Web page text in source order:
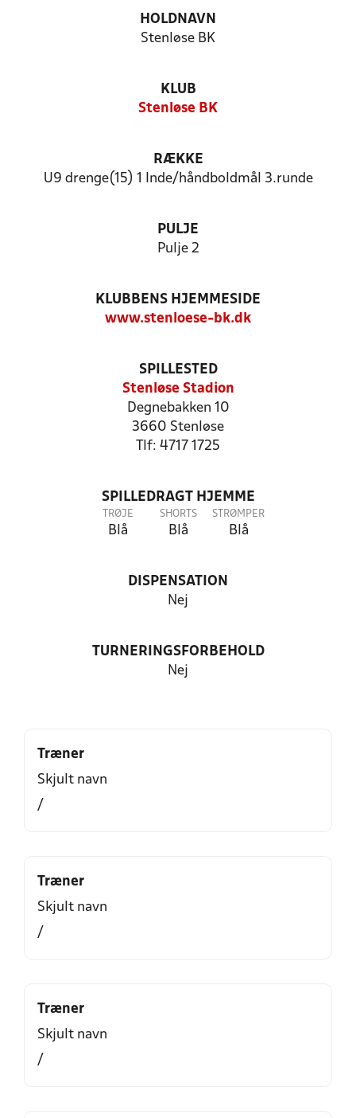
HOLDNAVN
Stenløse BK
KLUB
Stenløse BK
RÆKKE
U9 drenge(15) 1 Inde/håndboldmål 3.runde
PULJE
Pulje 2
KLUBBENS HJEMMESIDE
www.stenloese-bk.dk
SPILLESTED
Stenløse Stadion
Degnebakken 10
3660 Stenløse
Tlf: 4717 1725
SPILLEDRAGT HJEMME
TRØJE
Blå
SHORTS
Blå
STRØMPER
Blå
DISPENSATION
Nej
TURNERINGSFORBEHOLD
Nej
Træner
Skjult navn
/
Træner
Skjult navn
/
Træner
Skjult navn
/